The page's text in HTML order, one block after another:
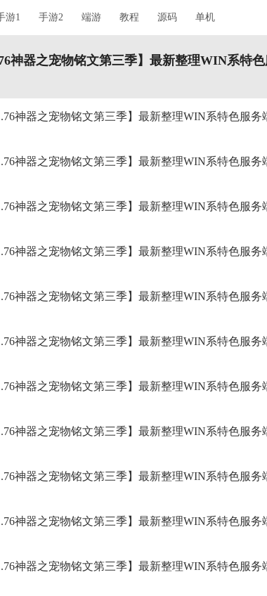
游1 手游2 端游 教程 源码 单机
神器之宠物铭文第三季】最新整理WIN系特